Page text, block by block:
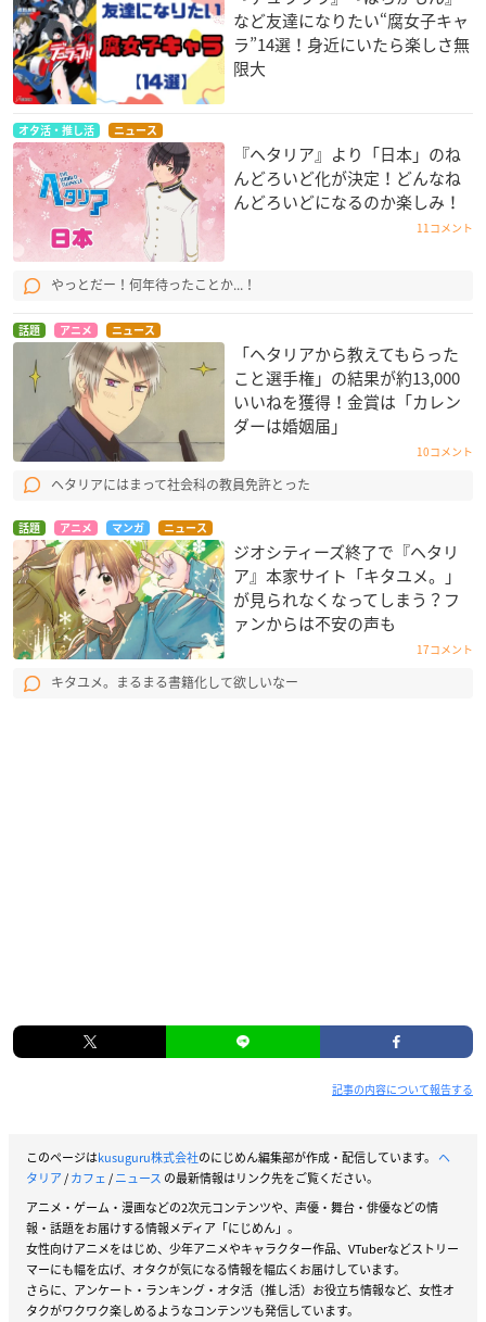
など友達になりたい“腐女子キャ
ラ”14選！身近にいたら楽しさ無
限大
オタ活・推し活 ニュース
『ヘタリア』より「日本」のね
んどろいど化が決定！どんなね
んどろいどになるのか楽しみ！
11コメント
やっとだー！何年待ったことか...！
話題 アニメ ニュース
「ヘタリアから教えてもらった
こと選手権」の結果が約13,000
いいねを獲得！金賞は「カレン
ダーは婚姻届」
10コメント
ヘタリアにはまって社会科の教員免許とった
話題 アニメ マンガ ニュース
ジオシティーズ終了で『ヘタリ
ア』本家サイト「キタユメ。」
が見られなくなってしまう？フ
ァンからは不安の声も
17コメント
キタユメ。まるまる書籍化して欲しいなー
記事の内容について報告する
このページはkusuguru株式会社のにじめん編集部が作成・配信しています。 ヘ
タリア/カフェ/ニュース の最新情報はリンク先をご覧ください。
アニメ・ゲーム・漫画などの2次元コンテンツや、声優・舞台・俳優などの情
報・話題をお届けする情報メディア「にじめん」。
女性向けアニメをはじめ、少年アニメやキャラクター作品、VTuberなどストリー
マーにも幅を広げ、オタクが気になる情報を幅広くお届けしています。
さらに、アンケート・ランキング・オタ活（推し活）お役立ち情報など、女性オ
タクがワクワク楽しめるようなコンテンツも発信しています。